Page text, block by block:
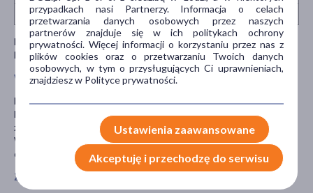
HAPLEX® Plus niskocząsteczkowy kwas hialuronowy
250 mg
HAPLEX® Plus jest znakiem towarowym Bloomage
Biotechnology Corp., Ltd.
Właściwości składników
Biotyna - pomaga zachować zdrową skórę i włosy.
Niacyna - przyczynia się do zmniejszenia uczucia zmęczenia i
znużenia, a także pomaga zachować zdrową skórę.
Witamina C - pomaga w prawidłowej produkcji kolagenu oraz w
ochronie komórek przed stresem oksydacyjnym.
Zalecane dzienne spożycie
przypadkach nasi Partnerzy. Informacja o celach
przetwarzania danych osobowych przez naszych
partnerów znajduje się w ich politykach ochrony
prywatności. Więcej informacji o korzystaniu przez nas z
plików cookies oraz o przetwarzaniu Twoich danych
osobowych, w tym o przysługujących Ci uprawnieniach,
znajdziesz w Polityce prywatności.
Ustawienia zaawansowane
Akceptuję i przechodzę do serwisu